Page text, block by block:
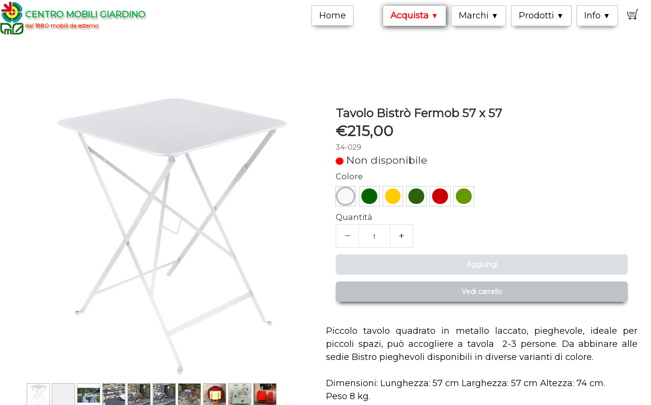
CENTRO MOBILI GIARDINO
dal 1880 mobili da esterno
Home Acquista ▼ Marchi ▼ Prodotti ▼ Info ▼
Tavolo Bistrò Fermob 57 x 57
€215,00
34-029
Non disponibile
Colore
Quantità
− +
Aggiungi
Vedi carrello
Piccolo tavolo quadrato in metallo laccato, pieghevole, ideale per
piccoli spazi, può accogliere a tavola 2-3 persone. Da abbinare alle
sedie Bistro pieghevoli disponibili in diverse varianti di colore.
Dimensioni: Lunghezza: 57 cm Larghezza: 57 cm Altezza: 74 cm.
Peso 8 kg.